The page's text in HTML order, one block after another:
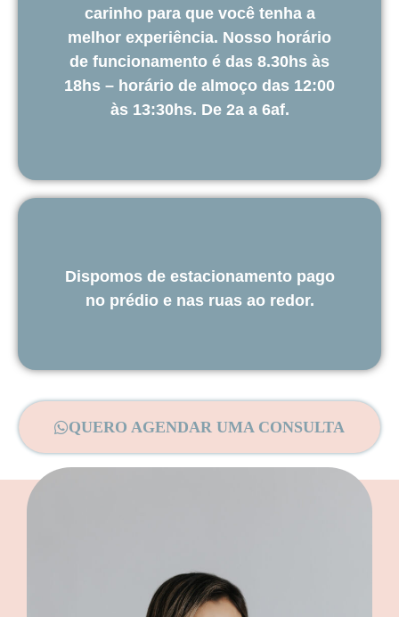
carinho para que você tenha a
melhor experiência. Nosso horário
de funcionamento é das 8.30hs às
18hs – horário de almoço das 12:00
às 13:30hs. De 2a a 6af.
Dispomos de estacionamento pago
no prédio e nas ruas ao redor.
QUERO AGENDAR UMA CONSULTA